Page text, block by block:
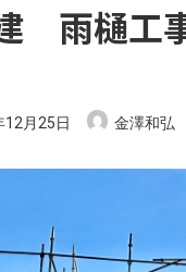
雨樋
12月25日 金澤和弘